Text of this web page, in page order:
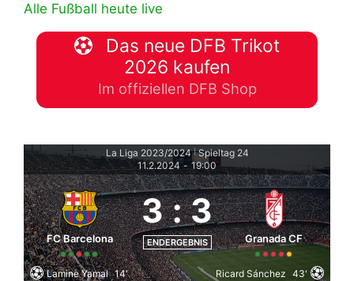
Alle Fußball heute live
Das neue DFB Trikot
2026 kaufen
Im offiziellen DFB Shop
La Liga 2023/2024 | Spieltag 24
11.2.2024 - 19:00
FC Barcelona
3 : 3
ENDERGEBNIS Granada CF
Lamine Yamal 14'
Ricard Sánchez 43'